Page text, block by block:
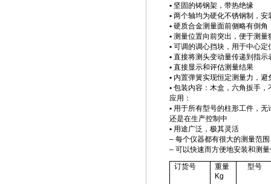
• 坚固的铸钢架，带热绝缘
• 两个轴均为硬化不锈钢制，安
• 硬质合金测量面前侧略有倒角
• 测量位置向前突出，便于测
• 可调的调心挡块，用于中心定
• 直接将测头变动量传递到指
• 直接显示和评估测量结果
• 内置弹簧实现恒定测量力，避
• 包装内容： 木盒，六角扳手，
应用：
• 用于所有型号的柱形工件，无
还是在生产控制中
• 用途广泛，极其灵活
– 每个仪器都有很大的测量范围
– 可以快速而方便地安装和测
订货号
重量
Kg
型号